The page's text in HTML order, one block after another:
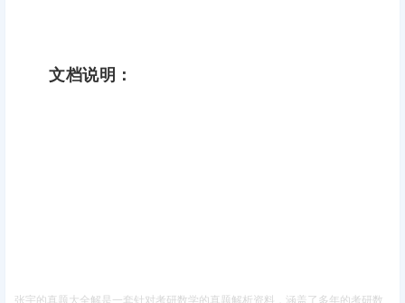
文档说明：
张宇的真题大全解是一套针对考研数学的真题解析资料，涵盖了多年的考研数